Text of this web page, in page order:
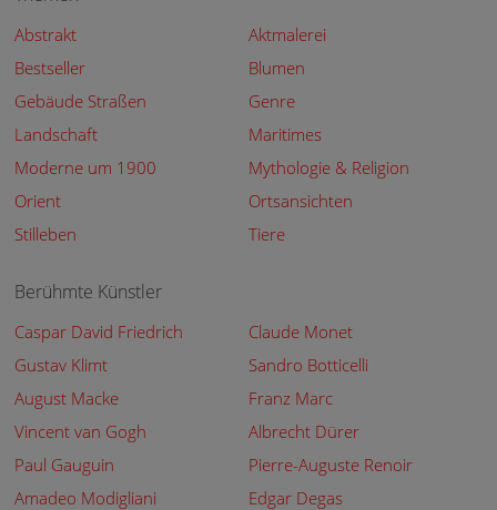
Abstrakt
Aktmalerei
Bestseller
Blumen
Gebäude Straßen
Genre
Landschaft
Maritimes
Moderne um 1900
Mythologie & Religion
Orient
Ortsansichten
Stilleben
Tiere
Berühmte Künstler
Caspar David Friedrich
Claude Monet
Gustav Klimt
Sandro Botticelli
August Macke
Franz Marc
Vincent van Gogh
Albrecht Dürer
Paul Gauguin
Pierre-Auguste Renoir
Amadeo Modigliani
Edgar Degas